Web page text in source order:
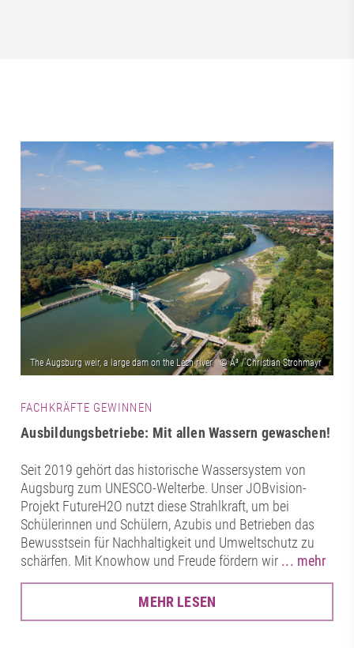
FACHKRÄFTE GEWINNEN
Ausbildungsbetriebe: Mit allen Wassern gewaschen!
Seit 2019 gehört das historische Wassersystem von
Augsburg zum UNESCO-Welterbe. Unser JOBvision-
Projekt FutureH2O nutzt diese Strahlkraft, um bei
Schülerinnen und Schülern, Azubis und Betrieben das
Bewusstsein für Nachhaltigkeit und Umweltschutz zu
schärfen. Mit Knowhow und Freude fördern wir ... mehr
MEHR LESEN